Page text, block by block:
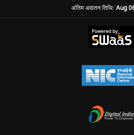
अंतिम अद्यतन तिथि: Aug